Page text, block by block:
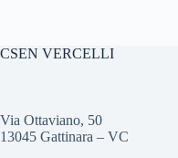
CSEN VERCELLI
Via Ottaviano, 50
13045 Gattinara – VC